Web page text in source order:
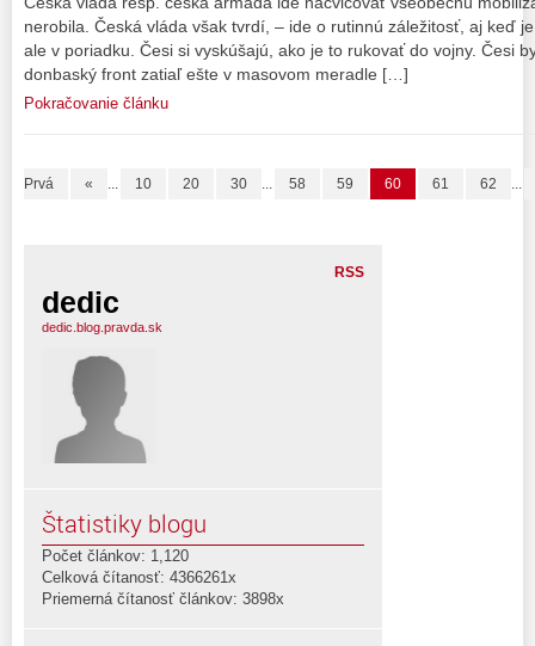
nerobila. Česká vláda však tvrdí, – ide o rutinnú záležitosť, aj keď
ale v poriadku. Česi si vyskúšajú, ako je to rukovať do vojny. Česi
donbaský front zatiaľ ešte v masovom meradle […]
Pokračovanie článku
Prvá « ... 10 20 30 ... 58 59 60 61 62 ...
RSS
dedic
dedic.blog.pravda.sk
Štatistiky blogu
Počet článkov: 1,120
Celková čítanosť: 4366261x
Priemerná čítanosť článkov: 3898x